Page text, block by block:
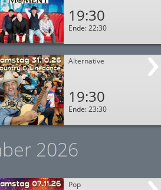
19:30
Ende: 22:30
Alternative
19:30
Ende: 23:30
2026
Pop